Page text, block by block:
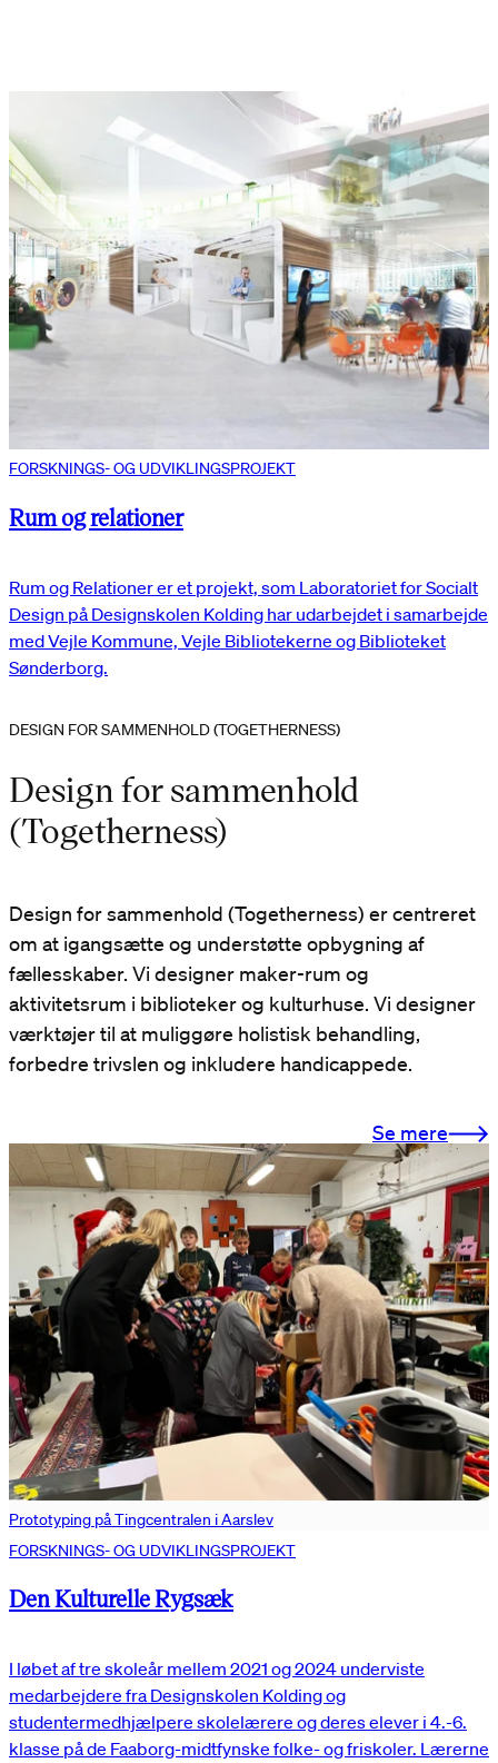
FORSKNINGS- OG UDVIKLINGSPROJEKT
Rum og relationer
Rum og Relationer er et projekt, som Laboratoriet for Socialt
Design på Designskolen Kolding har udarbejdet i samarbejde
med Vejle Kommune, Vejle Bibliotekerne og Biblioteket
Sønderborg.
DESIGN FOR SAMMENHOLD (TOGETHERNESS)
Design for sammenhold
(Togetherness)
Design for sammenhold (Togetherness) er centreret
om at igangsætte og understøtte opbygning af
fællesskaber. Vi designer maker-rum og
aktivitetsrum i biblioteker og kulturhuse. Vi designer
værktøjer til at muliggøre holistisk behandling,
forbedre trivslen og inkludere handicappede.
Se mere
Prototyping på Tingcentralen i Aarslev
FORSKNINGS- OG UDVIKLINGSPROJEKT
Den Kulturelle Rygsæk
I løbet af tre skoleår mellem 2021 og 2024 underviste
medarbejdere fra Designskolen Kolding og
studentermedhjælpere skolelærere og deres elever i 4.-6.
klasse på de Faaborg-midtfynske folke- og friskoler. Lærerne